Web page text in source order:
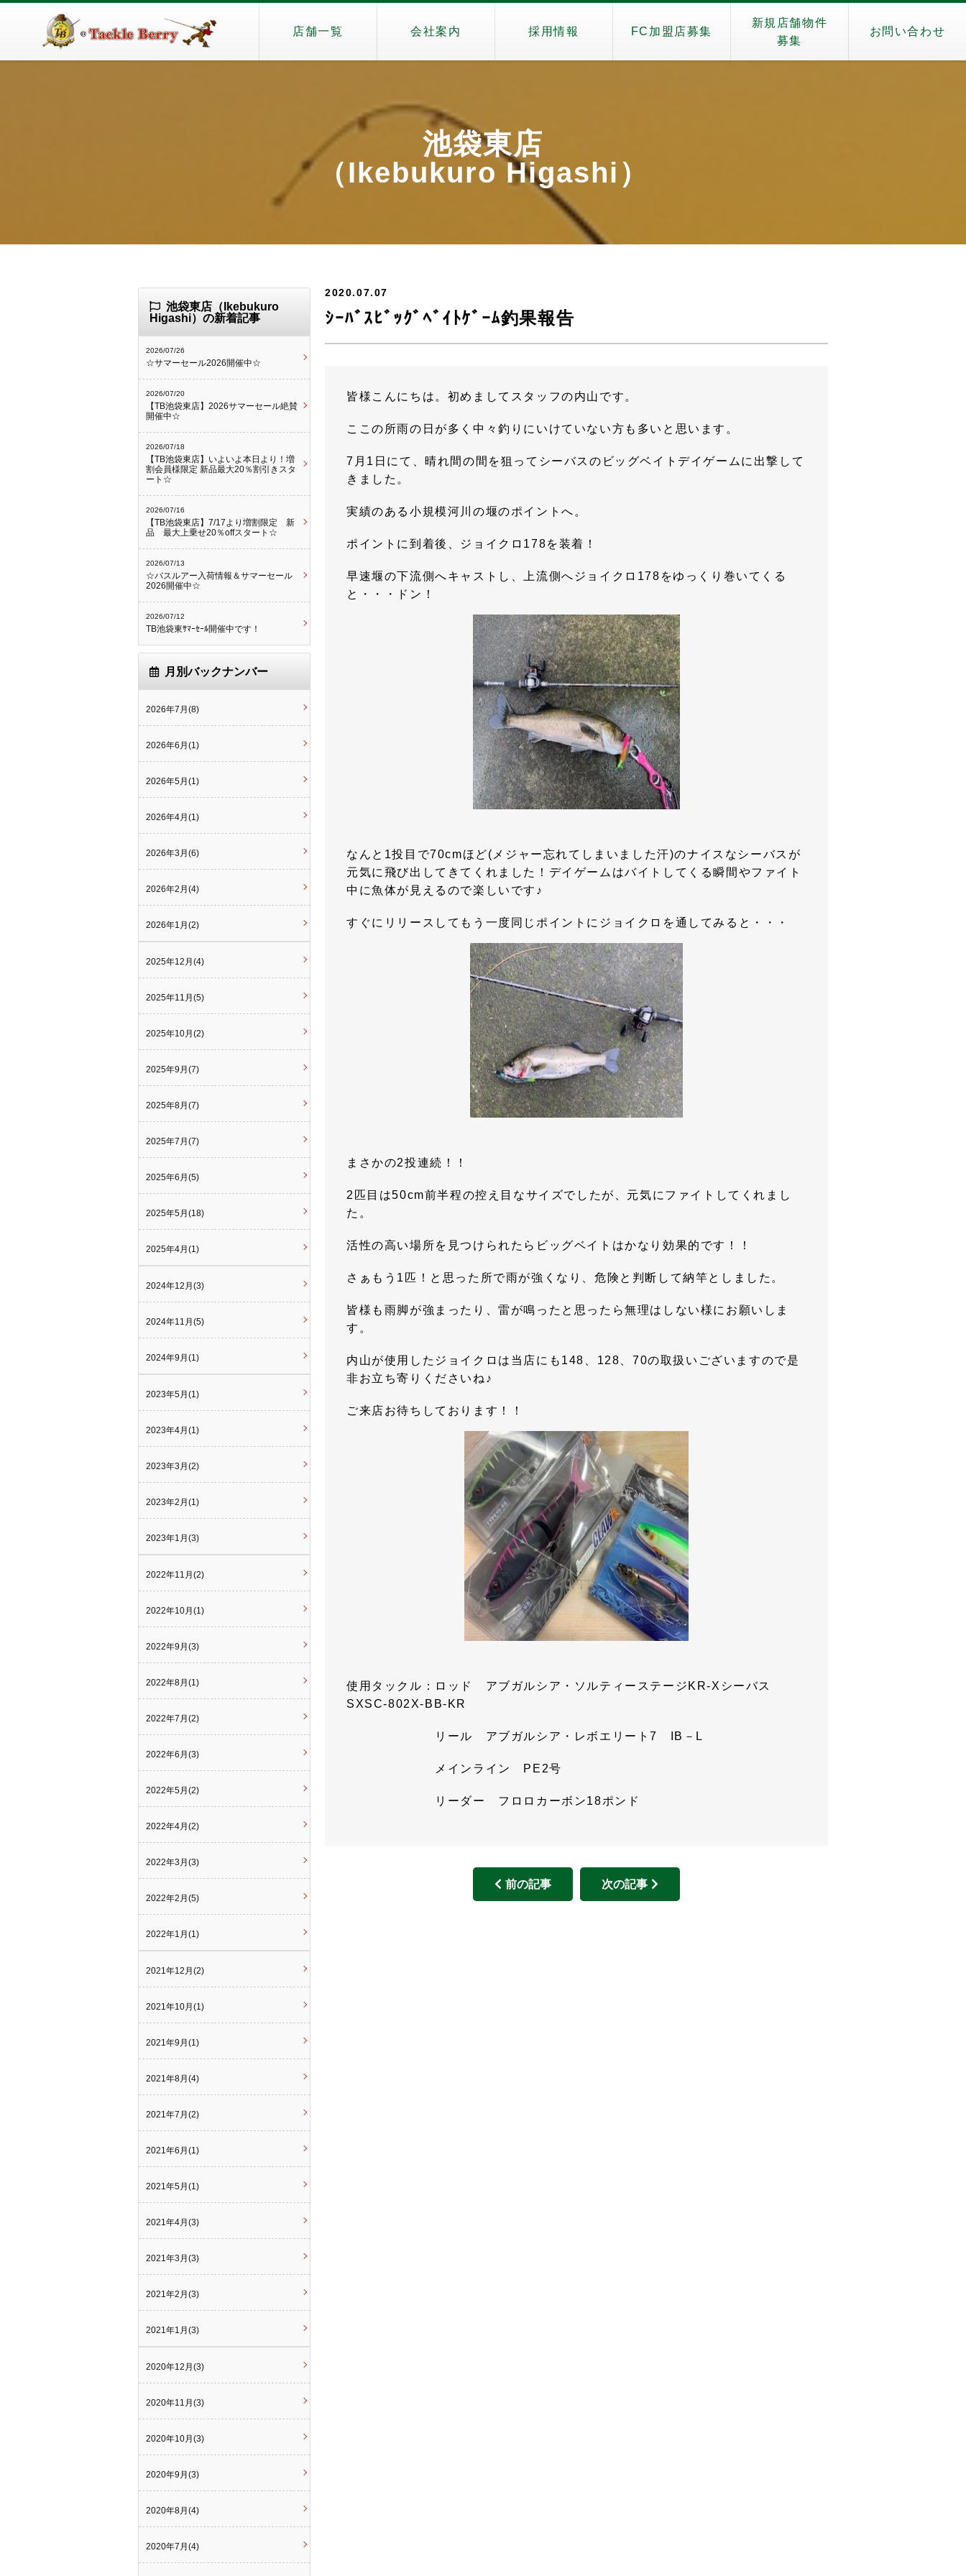
店舗一覧 会社案内 採用情報 FC加盟店募集
新規店舗物件
募集
お問い合わせ
池袋東店
（Ikebukuro Higashi）
2020.07.07
ｼｰﾊﾞｽﾋﾞｯｸﾞﾍﾞｲﾄｹﾞｰﾑ釣果報告
皆様こんにちは。初めましてスタッフの内山です。
ここの所雨の日が多く中々釣りにいけていない方も多いと思います。
7月1日にて、晴れ間の間を狙ってシーバスのビッグベイトデイゲームに出撃して
きました。
実績のある小規模河川の堰のポイントへ。
ポイントに到着後、ジョイクロ178を装着！
早速堰の下流側へキャストし、上流側へジョイクロ178をゆっくり巻いてくる
と・・・ドン！
なんと1投目で70cmほど(メジャー忘れてしまいました汗)のナイスなシーバスが
元気に飛び出してきてくれました！デイゲームはバイトしてくる瞬間やファイト
中に魚体が見えるので楽しいです♪
すぐにリリースしてもう一度同じポイントにジョイクロを通してみると・・・
まさかの2投連続！！
2匹目は50cm前半程の控え目なサイズでしたが、元気にファイトしてくれまし
た。
活性の高い場所を見つけられたらビッグベイトはかなり効果的です！！
さぁもう1匹！と思った所で雨が強くなり、危険と判断して納竿としました。
皆様も雨脚が強まったり、雷が鳴ったと思ったら無理はしない様にお願いしま
す。
内山が使用したジョイクロは当店にも148、128、70の取扱いございますので是
非お立ち寄りくださいね♪
ご来店お待ちしております！！
使用タックル：ロッド アブガルシア・ソルティーステージKR-Xシーバス
SXSC-802X-BB-KR
リール アブガルシア・レボエリート7 IB－L
メインライン PE2号
リーダー フロロカーボン18ポンド
前の記事 次の記事
池袋東店（Ikebukuro
Higashi）の新着記事
2026/07/26
☆サマーセール2026開催中☆
2026/07/20
【TB池袋東店】2026サマーセール絶賛
開催中☆
2026/07/18
【TB池袋東店】いよいよ本日より！増
割会員様限定 新品最大20％割引きスタ
ート☆
2026/07/16
【TB池袋東店】7/17より増割限定 新
品 最大上乗せ20％offスタート☆
2026/07/13
☆バスルアー入荷情報＆サマーセール
2026開催中☆
2026/07/12
TB池袋東ｻﾏｰｾｰﾙ開催中です！
月別バックナンバー
2026年7月(8)
2026年6月(1)
2026年5月(1)
2026年4月(1)
2026年3月(6)
2026年2月(4)
2026年1月(2)
2025年12月(4)
2025年11月(5)
2025年10月(2)
2025年9月(7)
2025年8月(7)
2025年7月(7)
2025年6月(5)
2025年5月(18)
2025年4月(1)
2024年12月(3)
2024年11月(5)
2024年9月(1)
2023年5月(1)
2023年4月(1)
2023年3月(2)
2023年2月(1)
2023年1月(3)
2022年11月(2)
2022年10月(1)
2022年9月(3)
2022年8月(1)
2022年7月(2)
2022年6月(3)
2022年5月(2)
2022年4月(2)
2022年3月(3)
2022年2月(5)
2022年1月(1)
2021年12月(2)
2021年10月(1)
2021年9月(1)
2021年8月(4)
2021年7月(2)
2021年6月(1)
2021年5月(1)
2021年4月(3)
2021年3月(3)
2021年2月(3)
2021年1月(3)
2020年12月(3)
2020年11月(3)
2020年10月(3)
2020年9月(3)
2020年8月(4)
2020年7月(4)